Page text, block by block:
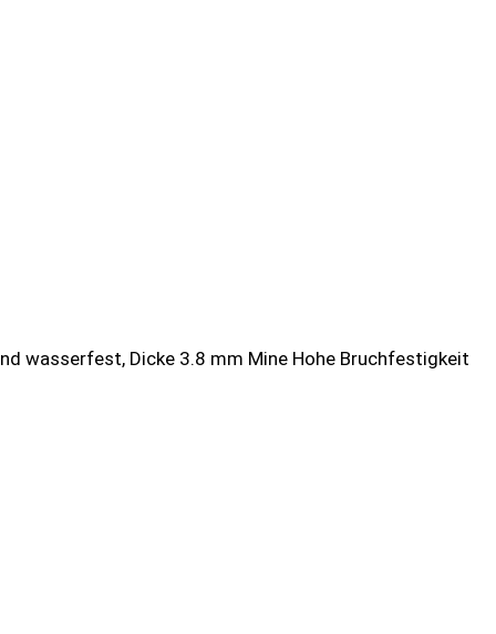
wasserfest, Dicke 3.8 mm Mine Hohe Bruchfestigkeit